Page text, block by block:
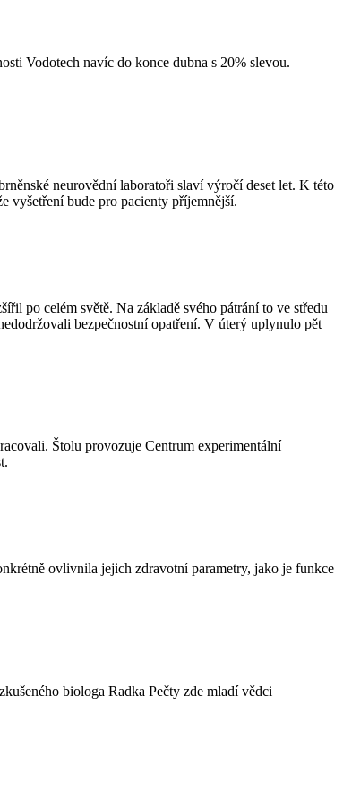
Vodotech navíc do konce dubna s 20% slevou.
neurovědní laboratoři slaví výročí deset let. K této
vyšetření bude pro pacienty příjemnější.
po celém světě. Na základě svého pátrání to ve středu
bezpečnostní opatření. V úterý uplynulo pět
Štolu provozuje Centrum experimentální
ovlivnila jejich zdravotní parametry, jako je funkce
biologa Radka Pečty zde mladí vědci